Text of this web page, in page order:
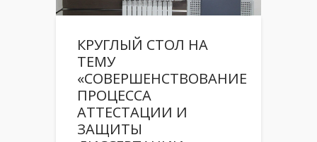
КРУГЛЫЙ СТОЛ НА
ТЕМУ
«СОВЕРШЕНСТВОВАНИЕ
ПРОЦЕССА
АТТЕСТАЦИИ И
ЗАЩИТЫ